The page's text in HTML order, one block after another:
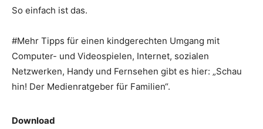
So einfach ist das.
#Mehr Tipps für einen kindgerechten Umgang mit
Computer- und Videospielen, Internet, sozialen
Netzwerken, Handy und Fernsehen gibt es hier: „Schau
hin! Der Medienratgeber für Familien“.
Download